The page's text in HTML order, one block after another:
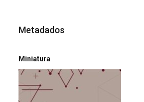
Metadados
Miniatura